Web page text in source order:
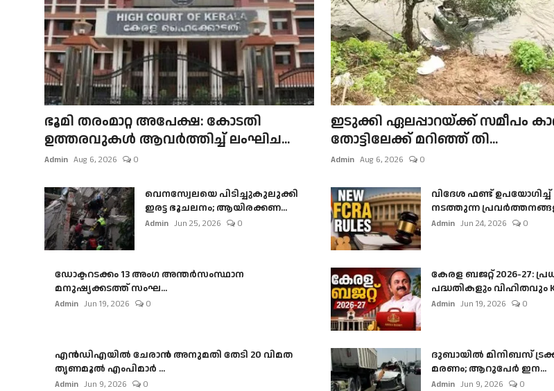
ഭൂമി തരംമാറ്റ അപേക്ഷ: കോടതി
ഉത്തരവുകൾ ആവർത്തിച്ച് ലംഘിച...
Admin Aug 6, 2026 0
ഇടുക്കി ഏലപ്പാറയ്ക്ക് സമീപം
തോട്ടിലേക്ക് മറിഞ്ഞ് തി...
Admin Aug 6, 2026 0
വെനസ്വേലയെ പിടിച്ചുകുലുക്കി
ഇരട്ട ഭൂചലനം; ആയിരക്കണ...
Admin Jun 25, 2026 0
വിദേശ ഫണ്ട് ഉപയോഗിച്ച്
നടത്തുന്ന
Admin Jun 24, 2026 0
ഡോക്ടറടക്കം 13 അംഗ അന്തർസംസ്ഥാന
മനുഷ്യക്കടത്ത് സംഘ...
Admin Jun 19, 2026 0
കേരള ബജറ്റ് 2026-27:
പദ്ധതികളും വിഹിതവും
Admin Jun 19, 2026 0
എൻഡിഎയിൽ ചേരാൻ അനുമതി തേടി 20 വിമത
തൃണമൂൽ എംപിമാർ ...
Admin Jun 9, 2026 0
ദുബായിൽ മിനിബസ്​
മരണം; ആറുപേർ ഇന...
Admin Jun 9, 2026 0